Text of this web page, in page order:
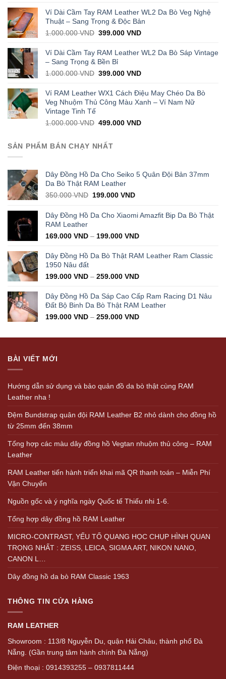
was:
1.000.000 VND.
is:
429.000 VND.
Ví Dài Cầm Tay RAM Leather WL2 Da Bò Veg Nghệ
Thuật – Sang Trọng & Độc Bản
1.000.000VND Original
was:
1.000.000 VND.
399.000VNDCurrent
is:
Ví Dài Cầm Tay RAM Leather WL2 Da Bò Sáp Vintage
– Sang Trọng & Bền Bỉ
1.000.000VND Original
was:
1.000.000 VND.
399.000VNDCurrent
is:
399.000 VND.
Ví RAM Leather WX1 Cách Điệu May Chéo Da Bò
Veg Nhuộm Thủ Công Màu Xanh – Ví Nam Nữ
Vintage Tinh Tế
1.000.000VND Original
was:
1.000.000 VND.
499.000VNDCurrent
SẢN PHẨM BÁN CHẠY NHẤT
Dây Đồng Hồ Da Cho Seiko 5 Quân Đội Bản 37mm
Da Bò Thật RAM Leather
350.000VND Original
was:
199.000VNDCurrent
is:
199.000 VND.
Dây Đồng Hồ Da Cho Xiaomi Amazfit Bip Da Bò Thật
RAM Leather
169.000 VND – 199.000 VND
Dây Đồng Hồ Da Bò Thật RAM Leather Ram Classic
1950 Nâu đất
199.000 VND – 259.000 VND
Dây Đồng Hồ Da Sáp Cao Cấp Ram Racing D1 Nâu
Đất Bộ Binh Da Bò Thật RAM Leather
199.000 VND – 259.000 VND
BÀI VIẾT MỚI
Hướng dẫn sử dụng và bảo quản đồ da bò thật cùng RAM
Leather nha !
Đệm Bundstrap quân đội RAM Leather B2 nhỏ dành cho đồng hồ
từ 25mm đến 38mm
Tổng hợp các màu dây đồng hồ Vegtan nhuộm thủ công – RAM
Leather
RAM Leather tiến hành triển khai mã QR thanh toán – Miễn Phí
Vận Chuyển
Nguồn gốc và ý nghĩa ngày Quốc tế Thiếu nhi 1-6.
Tổng hợp dây đồng hồ RAM Leather
MICRO-CONTRAST, YẾU TỐ QUANG HỌC CHỤP HÌNH QUAN
TRỌNG NHẤT : ZEISS, LEICA, SIGMA ART, NIKON NANO,
CANON L…
Dây đồng hồ da bò RAM Classic 1963
THÔNG TIN CỬA HÀNG
RAM LEATHER
Showroom : 113/8 Nguyễn Du, quận Hải Châu, thành phố Đà
Nẵng. (Gần trung tâm hành chính Đà Nẵng)
Điện thoại : 0914393255 – 0937811444